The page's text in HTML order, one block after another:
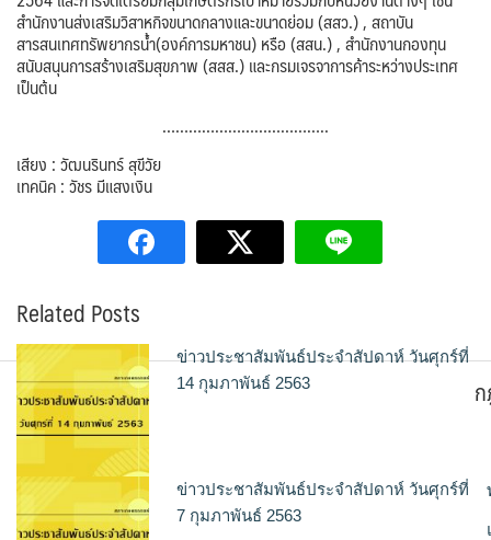
สำนักงานส่งเสริมวิสาหกิจขนาดกลางและขนาดย่อม (สสว.) , สถาบัน
สารสนเทศทรัพยากรน้ำ(องค์การมหาชน) หรือ (สสน.) , สำนักงานกองทุน
สนับสนุนการสร้างเสริมสุขภาพ (สสส.) และกรมเจรจาการค้าระหว่างประเทศ
เป็นต้น
………………………………..
เสียง : วัฒนรินทร์ สุขีวัย
เทคนิค : วัชร มีแสงเงิน
Related Posts
ข่าวประชาสัมพันธ์ประจำสัปดาห์ วันศุกร์ที่
14 กุมภาพันธ์ 2563
ข่าวประชาสัมพันธ์ประจำสัปดาห์ วันศุกร์ที่
7 กุมภาพันธ์ 2563